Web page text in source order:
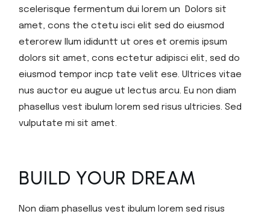
scelerisque fermentum dui lorem un Dolors sit
amet, cons the ctetu isci elit sed do eiusmod
eterorew llum ididuntt ut ores et oremis ipsum
dolors sit amet, cons ectetur adipisci elit, sed do
eiusmod tempor incp tate velit ese. Ultrices vitae
nus auctor eu augue ut lectus arcu. Eu non diam
phasellus vest ibulum lorem sed risus ultricies. Sed
vulputate mi sit amet.
BUILD YOUR DREAM
Non diam phasellus vest ibulum lorem sed risus